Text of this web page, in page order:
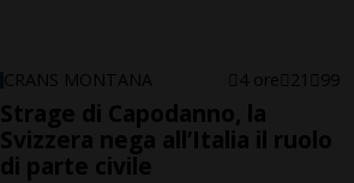
CRANS MONTANA 4 ore 21 99
Strage di Capodanno, la
Svizzera nega all’Italia il ruolo
di parte civile